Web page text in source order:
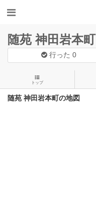
随苑 神田岩本町
行った0
トップ
随苑 神田岩本町の地図